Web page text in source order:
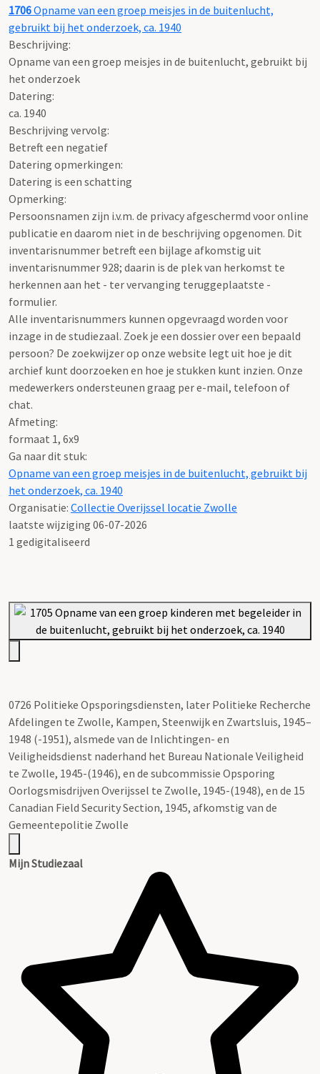
1706Opname van een groep meisjes in de buitenlucht,
gebruikt bij het onderzoek, ca. 1940
Beschrijving:
Opname van een groep meisjes in de buitenlucht, gebruikt bij
het onderzoek
Datering:
ca. 1940
Beschrijving vervolg:
Betreft een negatief
Datering opmerkingen:
Datering is een schatting
Opmerking:
Persoonsnamen zijn i.v.m. de privacy afgeschermd voor online
publicatie en daarom niet in de beschrijving opgenomen. Dit
inventarisnummer betreft een bijlage afkomstig uit
inventarisnummer 928; daarin is de plek van herkomst te
herkennen aan het - ter vervanging teruggeplaatste -
formulier.
Alle inventarisnummers kunnen opgevraagd worden voor
inzage in de studiezaal. Zoek je een dossier over een bepaald
persoon? De zoekwijzer op onze website legt uit hoe je dit
archief kunt doorzoeken en hoe je stukken kunt inzien. Onze
medewerkers ondersteunen graag per e-mail, telefoon of
chat.
Afmeting:
formaat 1, 6x9
Ga naar dit stuk:
Opname van een groep meisjes in de buitenlucht, gebruikt bij
het onderzoek, ca. 1940
Organisatie: Collectie Overijssel locatie Zwolle
laatste wijziging 06-07-2026
1 gedigitaliseerd
0726 Politieke Opsporingsdiensten, later Politieke Recherche
Afdelingen te Zwolle, Kampen, Steenwijk en Zwartsluis, 1945–
1948 (-1951), alsmede van de Inlichtingen- en
Veiligheidsdienst naderhand het Bureau Nationale Veiligheid
te Zwolle, 1945-(1946), en de subcommissie Opsporing
Oorlogsmisdrijven Overijssel te Zwolle, 1945-(1948), en de 15
Canadian Field Security Section, 1945, afkomstig van de
Gemeentepolitie Zwolle
Mijn Studiezaal